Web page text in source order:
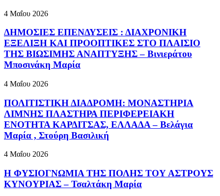
4 Μαΐου 2026
ΔΗΜΟΣΙΕΣ ΕΠΕΝΔΥΣΕΙΣ : ΔΙΑΧΡΟΝΙΚΗ
ΕΞΕΛΙΞΗ ΚΑΙ ΠΡΟΟΠΤΙΚΕΣ ΣΤΟ ΠΛΑΙΣΙΟ
ΤΗΣ ΒΙΩΣΙΜΗΣ ΑΝΑΠΤΥΞΗΣ – Βινιεράτου
Μποσινάκη Μαρία
4 Μαΐου 2026
ΠΟΛΙΤΙΣΤΙΚΗ ΔΙΑΔΡΟΜΗ: ΜΟΝΑΣΤΗΡΙΑ
ΛΙΜΝΗΣ ΠΛΑΣΤΗΡΑ ΠΕΡΙΦΕΡΕΙΑΚΗ
ΕΝΟΤΗΤΑ ΚΑΡΔΙΤΣΑΣ, ΕΛΛΑΔΑ – Βελάγια
Μαρία , Στούρη Βασιλική
4 Μαΐου 2026
Η ΦΥΣΙΟΓΝΩΜΙΑ ΤΗΣ ΠΟΛΗΣ ΤΟΥ ΑΣΤΡΟΥΣ
ΚΥΝΟΥΡΙΑΣ – Τσαλτάκη Μαρία